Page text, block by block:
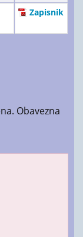
Zapisnik
Obavezna